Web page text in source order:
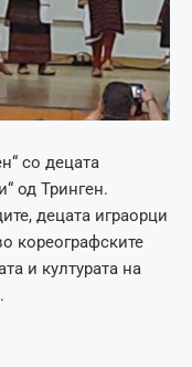
со децата
од Тринген.
децата играорци
кореографските
и културата на